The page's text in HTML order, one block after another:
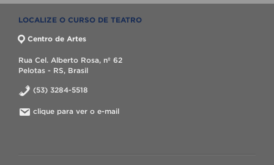
LOCALIZE O CURSO DE TEATRO
Centro de Artes
Rua Cel. Alberto Rosa, nº 62
Pelotas - RS, Brasil
(53) 3284-5518
clique para ver o e-mail